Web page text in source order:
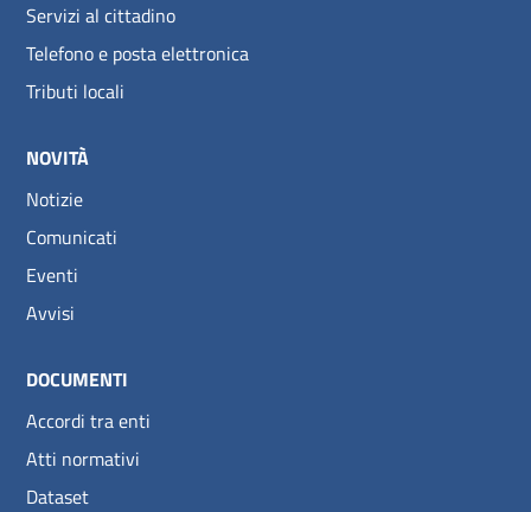
Servizi al cittadino
Telefono e posta elettronica
Tributi locali
NOVITÀ
Notizie
Comunicati
Eventi
Avvisi
DOCUMENTI
Accordi tra enti
Atti normativi
Dataset